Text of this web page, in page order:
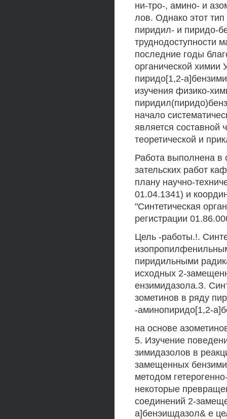
ни-тро-, амино- и
лов. Однако этот
пиридил- и пиридо-
труднодоступности
последние годы
органической химии
пиридо[1,2-
изучения физико-
начало
является составной
теоретической и
Работа выполнена в
зательских работ
плану научно-
01.04.1341) и
"Синтетическая
регистрации
Цель -работы.!.
пиридильными
исходных 2-
ензимидазола.З.
зометинов в ряду
-аминопиридо[1,2-
на основе
5. Изучение
зимидазолов в
замещенных
методом
некоторые
соединений 2-
а]бенэишдазол& е